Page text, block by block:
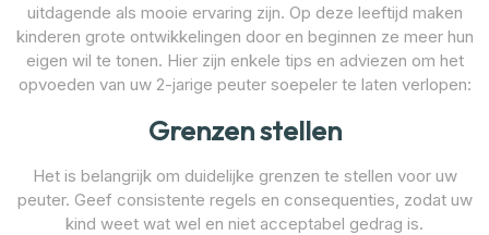
uitdagende als mooie ervaring zijn. Op deze leeftijd maken
kinderen grote ontwikkelingen door en beginnen ze meer hun
eigen wil te tonen. Hier zijn enkele tips en adviezen om het
opvoeden van uw 2-jarige peuter soepeler te laten verlopen:
Grenzen stellen
Het is belangrijk om duidelijke grenzen te stellen voor uw
peuter. Geef consistente regels en consequenties, zodat uw
kind weet wat wel en niet acceptabel gedrag is.